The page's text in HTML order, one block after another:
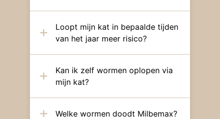
Loopt mijn kat in bepaalde tijden
van het jaar meer risico?
Kan ik zelf wormen oplopen via
mijn kat?
Welke wormen doodt Milbemax?